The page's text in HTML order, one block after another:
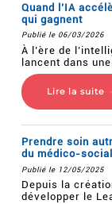
Quand l’IA
qui gagnent
Publié le 06/03/2026
À l’ère de
lancent dans
Lire la suite
Prendre soin
du médico-social
Publié le 12/05/2025
Depuis la
développer le